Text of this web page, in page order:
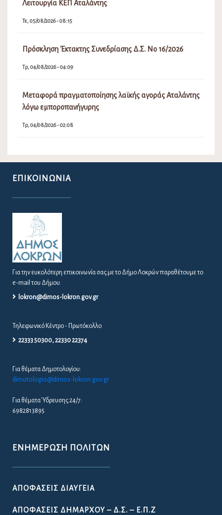
Λειτουργία ΚΕΠ Αταλάντης
Τε, 05/08/2026 - 08:15
Πρόσκληση Έκτακτης Συνεδρίασης Δ.Σ. Νο 16/2026
Τρ, 04/08/2026 - 04:09
Μεταφορά πραγματοποίησης λαϊκής αγοράς Αταλάντης
λόγω εμποροπανήγυρης
Τρ, 04/08/2026 - 02:08
ΕΠΙΚΟΙΝΩΝΊΑ
Για την ευκολότερη επικοινωνία σας με το Δήμο Λοκρών παραθέτουμε το
e-mail του Δήμου.
lokron@dimos-lokron.gov.gr
Τηλεφωνικό Κέντρο - Πρωτόκολλο
22333 50300, 22330 22374
Για θέματα Δημοτολογίου:
dimotologio@dimos-lokron.gov.gr
Για θέματα Ύδρευσης 24/7:
6982813895
ΕΝΗΜΈΡΩΣΗ ΠΟΛΙΤΏΝ
ΑΠΟΦΆΣΕΙΣ ΔΙΑΎΓΕΙΑ
ΑΠΟΦΆΣΕΙΣ ΔΗΜΆΡΧΟΥ – Δ.Σ. – Ε.Π.Ζ